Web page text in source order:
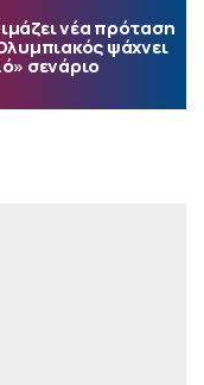
νέα πρόταση
ψάχνει
σενάριο